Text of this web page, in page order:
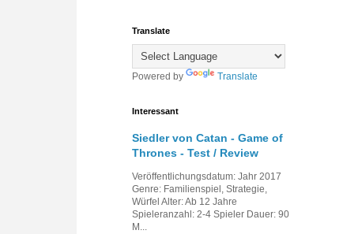
Translate
Powered by Translate
Interessant
Siedler von Catan - Game of
Thrones - Test / Review
Veröffentlichungsdatum: Jahr 2017
Genre: Familienspiel, Strategie,
Würfel Alter: Ab 12 Jahre
Spieleranzahl: 2-4 Spieler Dauer: 90
M...